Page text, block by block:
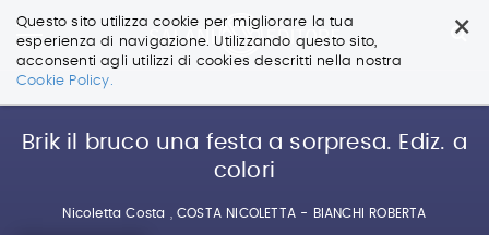
×
Questo sito utilizza cookie per migliorare la tua
esperienza di navigazione. Utilizzando questo sito,
acconsenti agli utilizzi di cookies descritti nella nostra
Cookie Policy.
Salta
Salta
Brik il bruco una festa a sorpresa. Ediz. a
colori
Nicoletta Costa COSTA NICOLETTA - BIANCHI ROBERTA